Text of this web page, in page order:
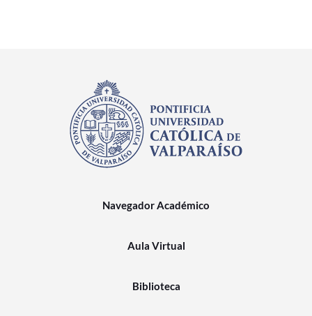
Navegador Académico
Aula Virtual
Biblioteca